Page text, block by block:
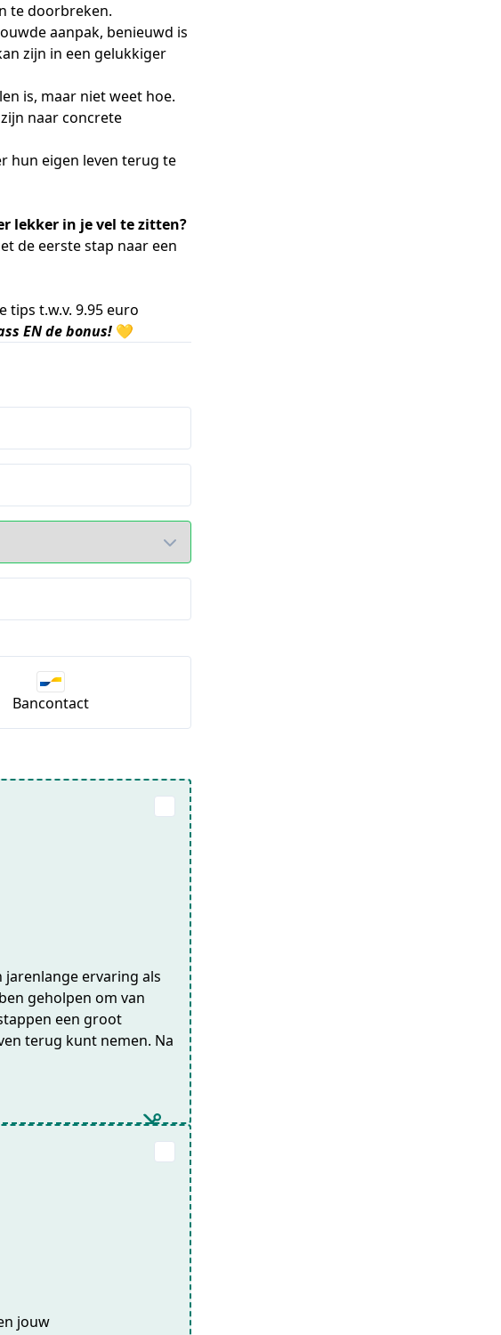
te doorbreken.
aanpak, benieuwd is
zijn in een gelukkiger
is, maar niet weet hoe.
naar concrete
hun eigen leven terug te
lekker in je vel te zitten?
de eerste stap naar een
tips t.w.v. 9.95 euro
EN de bonus! 💛
Bancontact
jarenlange ervaring als
geholpen om van
een groot
terug kunt nemen. Na
jouw